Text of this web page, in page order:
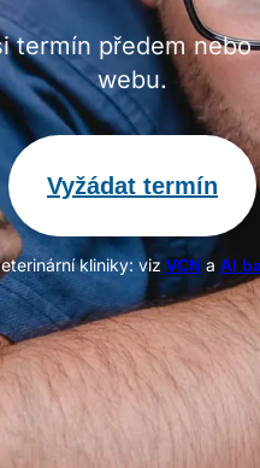
předem
webu.
Vyžádat termín
kliniky: viz VCNa AI